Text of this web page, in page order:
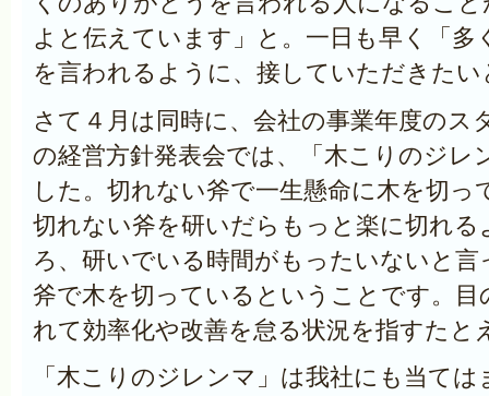
よと伝えています」と。一日も早く「多
を言われるように、接していただきた
さて４月は同時に、会社の事業年度のス
の経営方針発表会では、「木こりのジレ
した。切れない斧で一生懸命に木を切っ
切れない斧を研いだらもっと楽に切れる
ろ、研いでいる時間がもったいないと
斧で木を切っているということです。目
れて効率化や改善を怠る状況を指すたと
「木こりのジレンマ」は我社にも当て